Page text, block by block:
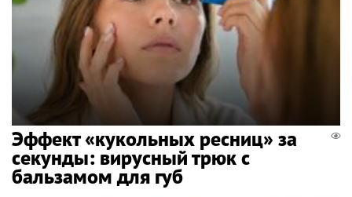
Эффект «кукольных ресниц» за
секунды: вирусный трюк с
бальзамом для губ